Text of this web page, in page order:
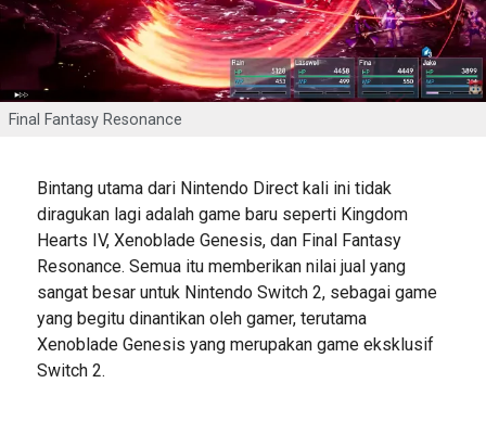
Final Fantasy Resonance
Bintang utama dari Nintendo Direct kali ini tidak
diragukan lagi adalah game baru seperti Kingdom
Hearts IV, Xenoblade Genesis, dan Final Fantasy
Resonance. Semua itu memberikan nilai jual yang
sangat besar untuk Nintendo Switch 2, sebagai game
yang begitu dinantikan oleh gamer, terutama
Xenoblade Genesis yang merupakan game eksklusif
Switch 2.